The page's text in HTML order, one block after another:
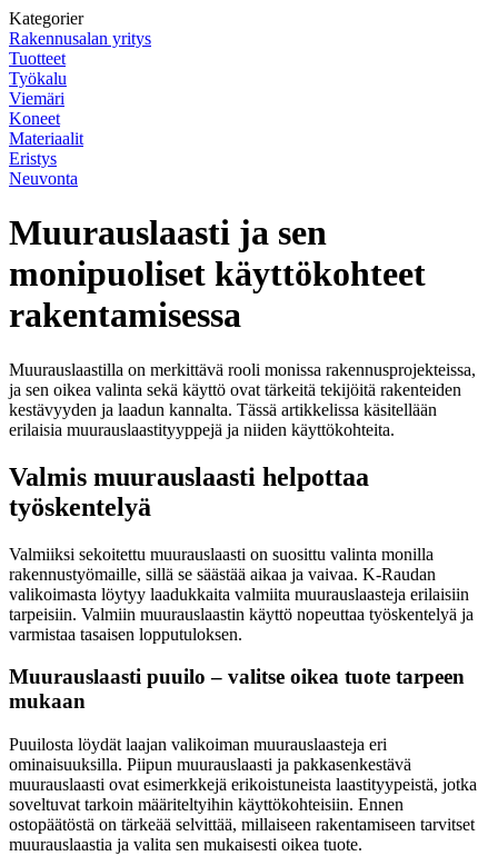
Kategorier
Rakennusalan yritys
Tuotteet
Työkalu
Viemäri
Koneet
Materiaalit
Eristys
Neuvonta
Muurauslaasti ja sen
monipuoliset käyttökohteet
rakentamisessa
Muurauslaastilla on merkittävä rooli monissa rakennusprojekteissa,
ja sen oikea valinta sekä käyttö ovat tärkeitä tekijöitä rakenteiden
kestävyyden ja laadun kannalta. Tässä artikkelissa käsitellään
erilaisia muurauslaastityyppejä ja niiden käyttökohteita.
Valmis muurauslaasti helpottaa
työskentelyä
Valmiiksi sekoitettu muurauslaasti on suosittu valinta monilla
rakennustyömaille, sillä se säästää aikaa ja vaivaa. K-Raudan
valikoimasta löytyy laadukkaita valmiita muurauslaasteja erilaisiin
tarpeisiin. Valmiin muurauslaastin käyttö nopeuttaa työskentelyä ja
varmistaa tasaisen lopputuloksen.
Muurauslaasti puuilo – valitse oikea tuote tarpeen
mukaan
Puuilosta löydät laajan valikoiman muurauslaasteja eri
ominaisuuksilla. Piipun muurauslaasti ja pakkasenkestävä
muurauslaasti ovat esimerkkejä erikoistuneista laastityypeistä, jotka
soveltuvat tarkoin määriteltyihin käyttökohteisiin. Ennen
ostopäätöstä on tärkeää selvittää, millaiseen rakentamiseen tarvitset
muurauslaastia ja valita sen mukaisesti oikea tuote.